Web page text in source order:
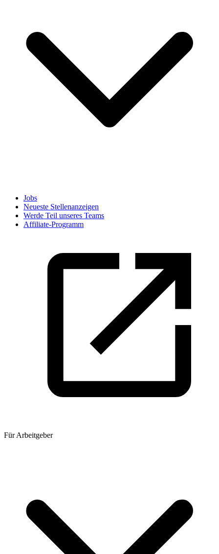
Jobs
Neueste Stellenanzeigen
Werde Teil unseres Teams
Affiliate-Programm
Für Arbeitgeber